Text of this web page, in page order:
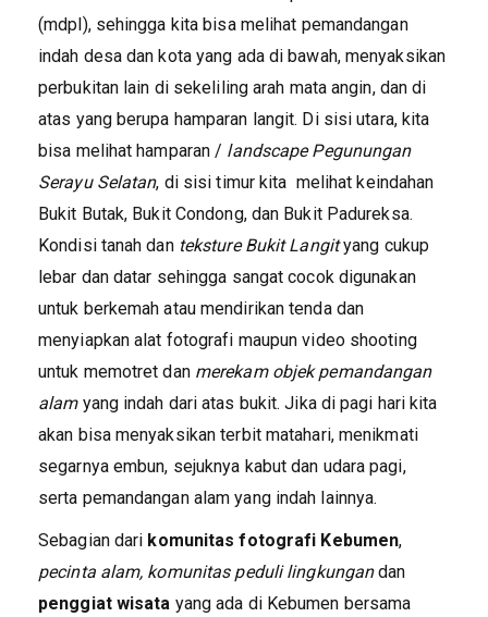
(mdpl), sehingga kita bisa melihat pemandangan
indah desa dan kota yang ada di bawah, menyaksikan
perbukitan lain di sekeliling arah mata angin, dan di
atas yang berupa hamparan langit. Di sisi utara, kita
bisa melihat hamparan / landscape Pegunungan
Serayu Selatan, di sisi timur kita melihat keindahan
Bukit Butak, Bukit Condong, dan Bukit Padureksa.
Kondisi tanah dan teksture Bukit Langityang cukup
lebar dan datar sehingga sangat cocok digunakan
untuk berkemah atau mendirikan tenda dan
menyiapkan alat fotografi maupun video shooting
untuk memotret danmerekam objek pemandangan
alamyang indah dari atas bukit. Jika di pagi hari kita
akan bisa menyaksikan terbit matahari, menikmati
segarnya embun, sejuknya kabut dan udara pagi,
serta pemandangan alam yang indah lainnya.
Sebagian dari komunitas fotografi Kebumen,
pecinta alam, komunitas peduli lingkungandan
penggiat wisata yang ada di Kebumen bersama